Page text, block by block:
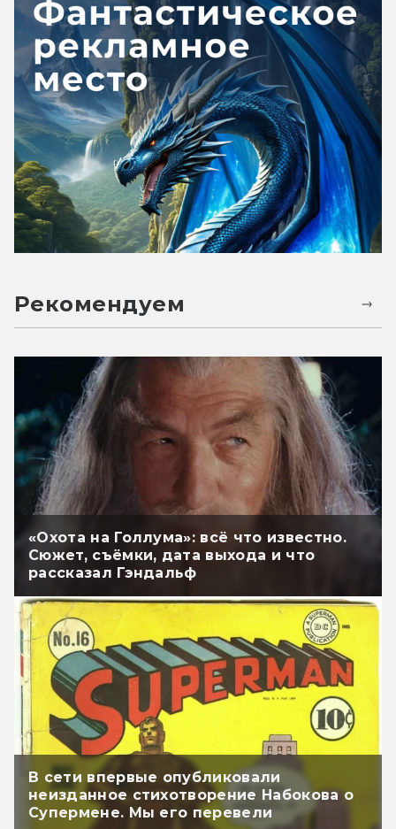
Рекомендуем
«Охота на Голлума»: всё что известно.
Сюжет, съёмки, дата выхода и что
рассказал Гэндальф
В сети впервые опубликовали
неизданное стихотворение Набокова о
Супермене. Мы его перевели